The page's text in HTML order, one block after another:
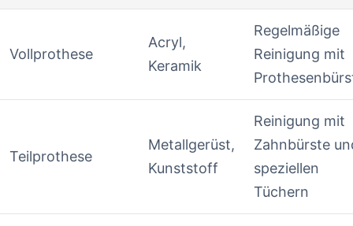
Vollprothese
Acryl,
Keramik
Regelmäßige⁣
Reinigung mit
Teilprothese
Metallgerüst,​
Kunststoff
Reinigung⁤ mit⁣
Zahnbürste
speziellen
Tüchern